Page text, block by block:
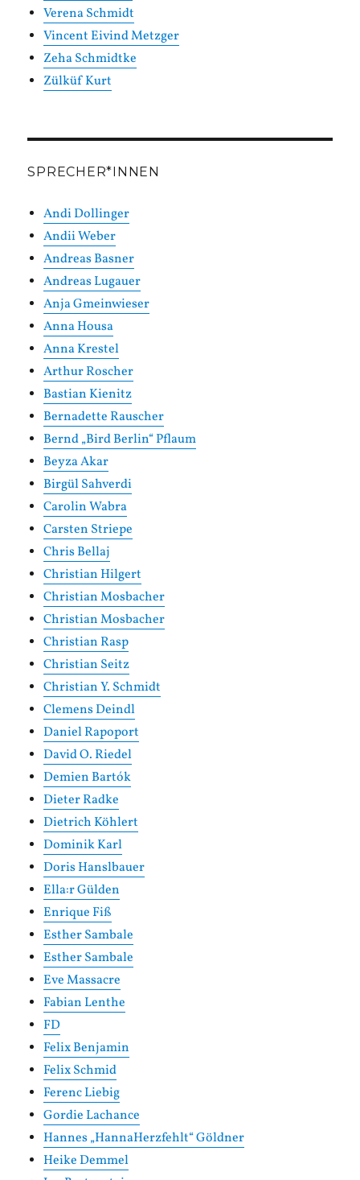
Verena Schmidt
Vincent Eivind Metzger
Zeha Schmidtke
Zülküf Kurt
SPRECHER*INNEN
Andi Dollinger
Andii Weber
Andreas Basner
Andreas Lugauer
Anja Gmeinwieser
Anna Housa
Anna Krestel
Arthur Roscher
Bastian Kienitz
Bernadette Rauscher
Bernd „Bird Berlin“ Pflaum
Beyza Akar
Birgül Sahverdi
Carolin Wabra
Carsten Striepe
Chris Bellaj
Christian Hilgert
Christian Mosbacher
Christian Mosbacher
Christian Rasp
Christian Seitz
Christian Y. Schmidt
Clemens Deindl
Daniel Rapoport
David O. Riedel
Demien Bartók
Dieter Radke
Dietrich Köhlert
Dominik Karl
Doris Hanslbauer
Ella:r Gülden
Enrique Fiß
Esther Sambale
Esther Sambale
Eve Massacre
Fabian Lenthe
FD
Felix Benjamin
Felix Schmid
Ferenc Liebig
Gordie Lachance
Hannes „HannaHerzfehlt“ Göldner
Heike Demmel